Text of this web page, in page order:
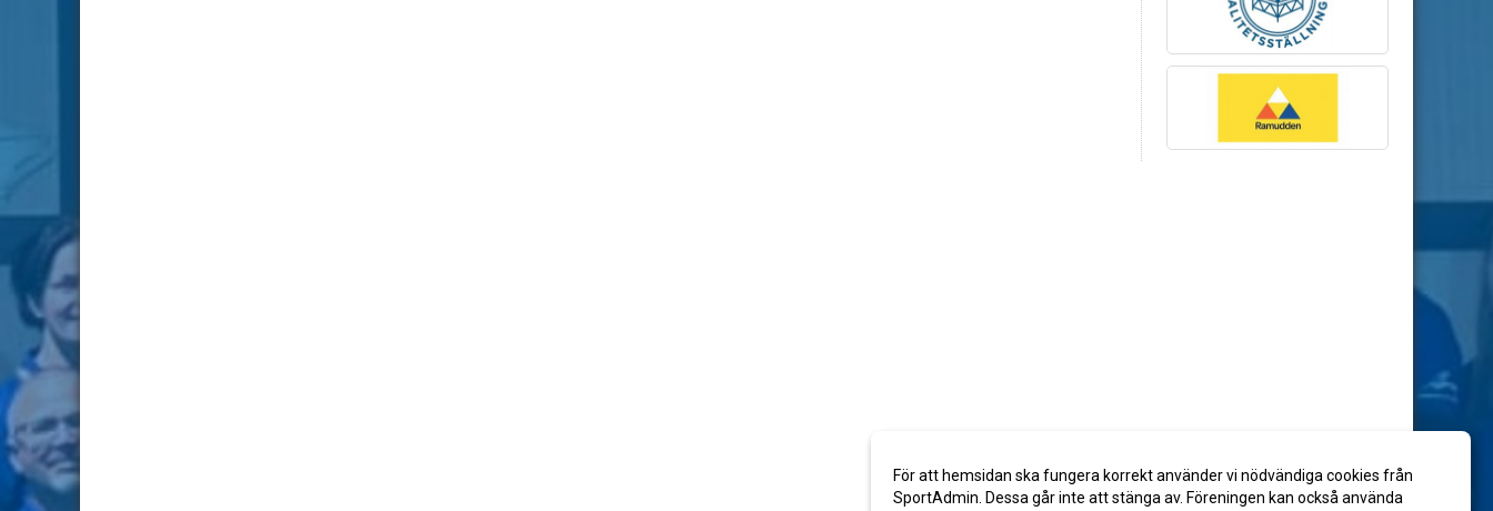
För att hemsidan ska fungera korrekt använder vi nödvändiga cookies från
SportAdmin. Dessa går inte att stänga av. Föreningen kan också använda